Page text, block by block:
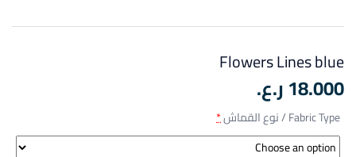
Flowers Lines blue
18.000ر.ع.
Fabric Type / نوع القماش *